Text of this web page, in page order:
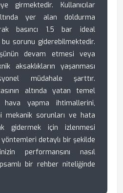
girmektedir. Kullanıcılar
yer alan doldurma
basıncı 1.5 bar ideal
sorunu giderebilmektedir.
devam etmesi veya
aksaklıkların yaşanması
müdahale şarttır.
altında yatan temel
hava yapma ihtimallerini,
mekanik sorunları ve hata
gidermek için izlenmesi
detaylı bir şekilde
performansını nasıl
bir rehber niteliğinde